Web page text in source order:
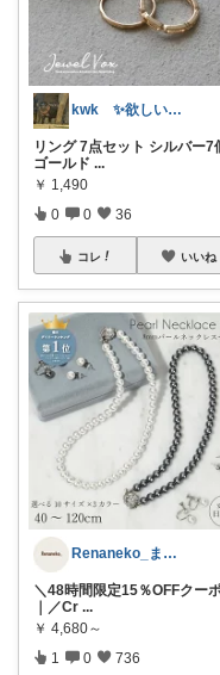
kwk ✨欲しいもんいっぱい
リング 7点セット シルバー7
ゴールド ...
￥ 1,490
0 0 36
コレ いいね
Renaneko_まったりな生活
＼48時間限定15％OFFクー
｜／Cr ...
￥ 4,680～
1 0 736